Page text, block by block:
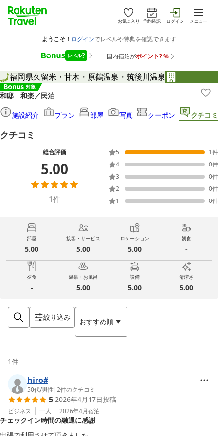
お気に入り 予約確認 ログイン メニュー
福岡県久留米・甘木・原鶴温泉・筑後川温泉
和邸 和楽／民泊
施設紹介 プラン 部屋 写真 クーポン クチコミ
クチコミ
総合評価
5.00
1件
5 1件
4
0件
3
0件
2
0件
1
0件
部屋
5.00
接客・サービス
5.00
ロケーション
5.00
朝食
-
夕食
-
温泉・お風呂
5.00
設備
5.00
清潔さ
5.00
絞り込み おすすめ順
1件
hiro#
50代/男性 |2件のクチコミ
5 2026年4月17日投稿
ビジネス 一人 2026年4月宿泊
チェックイン時間の融通に感謝